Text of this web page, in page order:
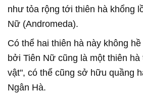
như tỏa rộng tới thiên hà khổng
Nữ (Andromeda).
Có thể hai thiên hà này không
bởi Tiên Nữ cũng là một thiên hà
vật", có thể cũng sở hữu quầng
Ngân Hà.